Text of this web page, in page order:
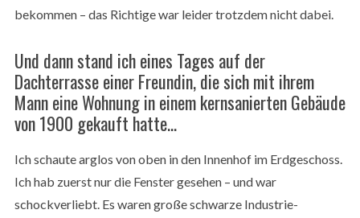
bekommen – das Richtige war leider trotzdem nicht dabei.
Und dann stand ich eines Tages auf der
Dachterrasse einer Freundin, die sich mit ihrem
Mann eine Wohnung in einem kernsanierten Gebäude
von 1900 gekauft hatte…
Ich schaute arglos von oben in den Innenhof im Erdgeschoss.
Ich hab zuerst nur die Fenster gesehen – und war
schockverliebt. Es waren große schwarze Industrie-